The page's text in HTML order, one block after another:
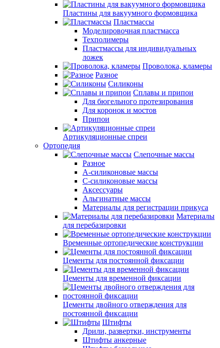
Пластины для вакуумного формовщика
Пластмассы
Моделировочная пластмасса
Техполимеры
Пластмассы для индивидуальных
ложек
Проволока, кламеры
Разное
Силиконы
Сплавы и припои
Для бюгельного протезирования
Для коронок и мостов
Припои
Артикуляционные спреи
Ортопедия
Слепочные массы
Разное
А-силиконовые массы
С-силиконовые массы
Аксессуары
Альгинатные массы
Материалы для регистрации прикуса
Материалы
для перебазировки
Временные ортопедические конструкции
Цементы для постоянной фиксации
Цементы для временной фиксации
Цементы двойного отверждения для
постоянной фиксации
Штифты
Дрили, развертки, инструменты
Штифты анкерные